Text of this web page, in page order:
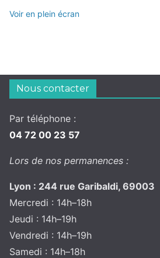
Voir en plein écran
Nous contacter
Par téléphone :
04 72 00 23 57
Lors de nos permanences :
Lyon : 244 rue Garibaldi, 69003
Mercredi : 14h–18h
Jeudi : 14h–19h
Vendredi : 14h–19h
Samedi : 14h–18h